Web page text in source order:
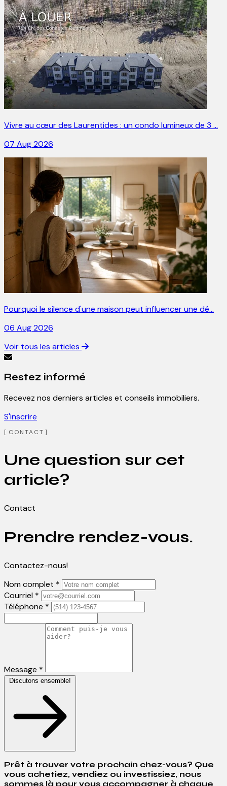
Vivre au cœur des Laurentides : un condo lumineux de 3 …
07 Aug 2026
Pourquoi le silence d'une maison peut influencer une dé…
06 Aug 2026
Voir tous les articles
Restez informé
Recevez nos derniers articles et conseils immobiliers.
S'inscrire
CONTACT
Une question sur cet
article?
Contact
Prendre rendez-vous.
Contactez-nous!
Nom complet *
Courriel *
Téléphone *
Message *
Discutons ensemble!
Prêt à trouver votre prochain chez-vous? Que
vous achetiez, vendiez ou investissiez, nous
sommes là pour vous accompagner à chaque